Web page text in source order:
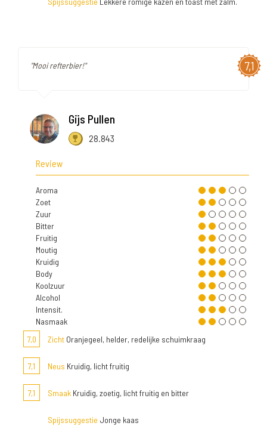
7,1
"Mooi refterbier!"
Gijs Pullen
28.843
Review
Aroma
Zoet
Zuur
Bitter
Fruitig
Moutig
Kruidig
Body
Koolzuur
Alcohol
Intensit.
Nasmaak
7,0
Zicht Oranjegeel, helder, redelijke schuimkraag
7,1 Neus Kruidig, licht fruitig
7,1 Smaak Kruidig, zoetig, licht fruitig en bitter
Spijssuggestie Jonge kaas